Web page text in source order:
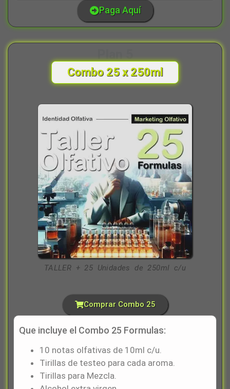
Paga Aquí
Combo 25 x 250ml
TALLER + 25 Unidades de 250ml c/u
Comprar Combo 25
Que incluye el Combo 25 Formulas:
10 notas olfativas de 10ml c/u.
Tirillas de testeo para cada aroma.
Tirillas para Mezcla.